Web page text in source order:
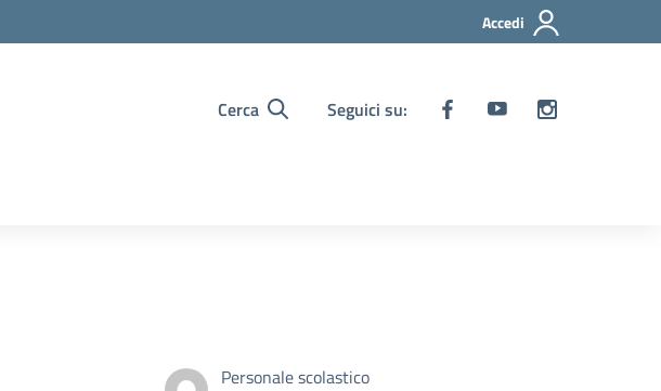
Accedi
Cerca Seguici su:
Personale scolastico